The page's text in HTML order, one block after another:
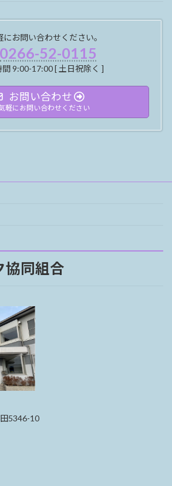
にお問い合わせください。
0266-52-0115
間 9:00-17:00 [ 土日祝除く ]
お問い合わせ
軽にお問い合わせください
協同組合
5346-10